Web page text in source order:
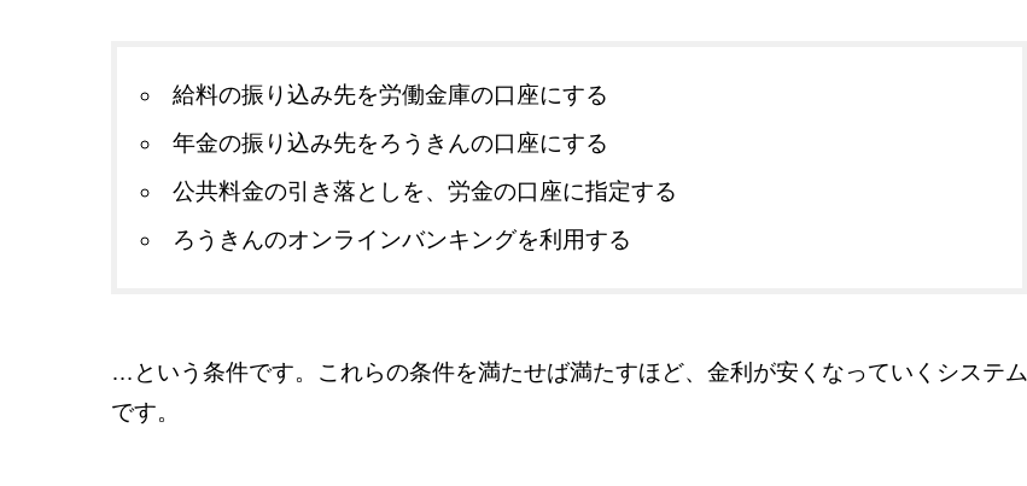
給料の振り込み先を労働金庫の口座にする
年金の振り込み先をろうきんの口座にする
公共料金の引き落としを、労金の口座に指定する
ろうきんのオンラインバンキングを利用する
…という条件です。これらの条件を満たせば満たすほど、金利が安くなっていくシステム
です。